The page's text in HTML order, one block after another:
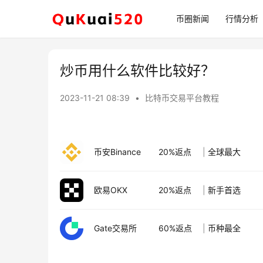
币圈新闻 行情分析
炒币用什么软件比较好？
2023-11-21 08:39 • 比特币交易平台教程
币安Binance 20%返点 全球最大
欧易OKX 20%返点 新手首选
Gate交易所 60%返点 币种最全